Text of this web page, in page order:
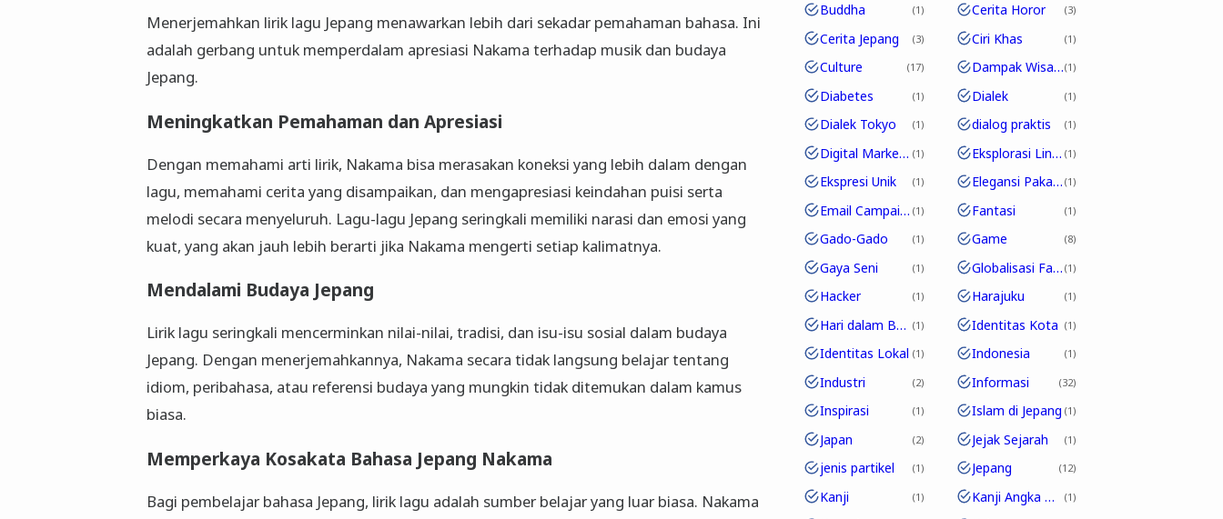
Menerjemahkan lirik lagu Jepang menawarkan lebih dari sekadar pemahaman bahasa. Ini
adalah gerbang untuk memperdalam apresiasi Nakama terhadap musik dan budaya
Jepang.
Meningkatkan Pemahaman dan Apresiasi
Dengan memahami arti lirik, Nakama bisa merasakan koneksi yang lebih dalam dengan
lagu, memahami cerita yang disampaikan, dan mengapresiasi keindahan puisi serta
melodi secara menyeluruh. Lagu-lagu Jepang seringkali memiliki narasi dan emosi yang
kuat, yang akan jauh lebih berarti jika Nakama mengerti setiap kalimatnya.
Mendalami Budaya Jepang
Lirik lagu seringkali mencerminkan nilai-nilai, tradisi, dan isu-isu sosial dalam budaya
Jepang. Dengan menerjemahkannya, Nakama secara tidak langsung belajar tentang
idiom, peribahasa, atau referensi budaya yang mungkin tidak ditemukan dalam kamus
biasa.
Memperkaya Kosakata Bahasa Jepang Nakama
Bagi pembelajar bahasa Jepang, lirik lagu adalah sumber belajar yang luar biasa. Nakama
Buddha 1 Cerita Horor 3
Cerita Jepang 3 Ciri Khas 1
Culture 17 Dampak Wisata 1
Diabetes 1 Dialek 1
Dialek Tokyo 1 dialog praktis 1
Digital Marketing 1 Eksplorasi Linguistik 1
Ekspresi Unik 1 Elegansi Pakaian 1
Email Campaign 1 Fantasi 1
Gado-Gado 1 Game 8
Gaya Seni 1 Globalisasi Fashion 1
Hacker 1 Harajuku 1
Hari dalam Bahasa Jepang 1 Identitas Kota 1
Identitas Lokal 1 Indonesia 1
Industri 2 Informasi 32
Inspirasi 1 Islam di Jepang 1
Japan 2 Jejak Sejarah 1
jenis partikel 1 Jepang 12
Kanji 1 Kanji Angka Dalam Bahasa Jepang 1